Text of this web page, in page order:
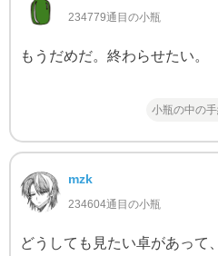
234779通目の小瓶
もうだめだ。終わらせたい。
小瓶の中の
mzk
234604通目の小瓶
どうしても見たい卓があって